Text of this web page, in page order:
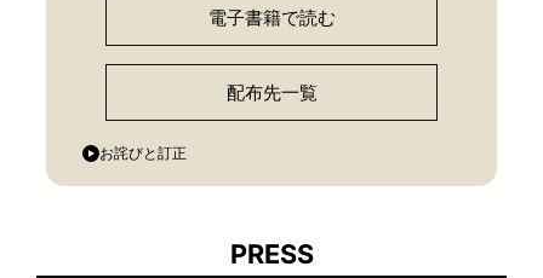
電子書籍で読む
配布先一覧
お詫びと訂正
PRESS